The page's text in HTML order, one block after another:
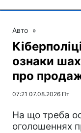
Авто »
ознаки
про
07:21 07.08.2026 Пт
На що треба
оголошеннях